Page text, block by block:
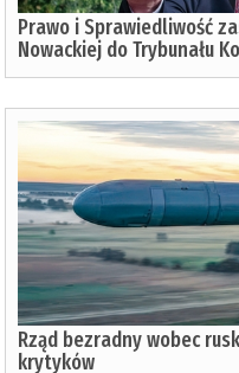
Prawo i Sprawiedliwość
Nowackiej do Trybunału
Rząd bezradny wobec
krytyków